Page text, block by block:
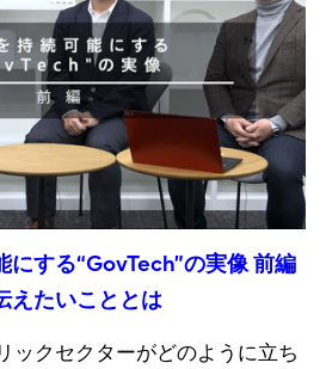
にする“GovTech”の実像 前編
えたいこととは
ックセクターがどのように立ち